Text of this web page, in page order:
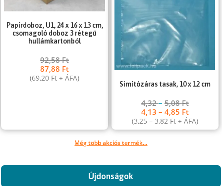
Papírdoboz, U1, 24 x 16 x 13 cm,
csomagoló doboz 3 rétegű
hullámkartonból
92,58Ft
87,88 Ft
(69,20 Ft + ÁFA)
Simítózáras tasak, 10 x 12 cm
4,32– 5,08Ft
4,13 – 4,85 Ft
(3,25 – 3,82 Ft+ ÁFA)
Még több akciós termék...
Újdonságok